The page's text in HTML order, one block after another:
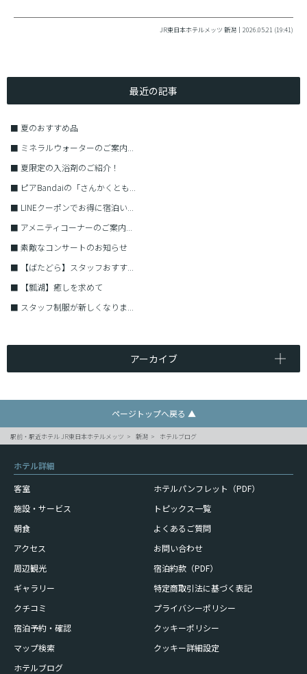
JR東日本ホテルメッツ 新潟｜2026.05.21 (19:41)
最近の記事
■ 夏のおすすめ品
■ ミネラルウォーターのご案内...
■ 夏限定の入浴剤のご紹介！
■ ピアBandaiの「さんかくとも...
■ LINEクーポンでお得に宿泊い...
■ アメニティコーナーのご案内...
■ 素敵なコンサートのお知らせ
■
【ばたどら】スタッフおすす...
■
【瓢湖】癒しを求めて
■ スタッフ制服が新しくなりま...
アーカイブ
ページトップへ戻る ▲
駅前・駅近ホテル JR東日本ホテルメッツ 新潟 ホテルブログ
ホテル詳細
客室
施設・サービス
朝食
アクセス
周辺観光
ギャラリー
クチコミ
宿泊予約・確認
マップ検索
ホテルブログ
ホテルパンフレット（PDF）
トピックス一覧
よくあるご質問
お問い合わせ
宿泊約款（PDF）
特定商取引法に基づく表記
プライバシーポリシー
クッキーポリシー
クッキー詳細設定